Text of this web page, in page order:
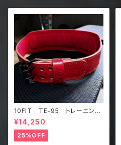
10FIT TE-95 トレーニング
ベルト リフティングベルト パ
ワーベルト レザー ワインレ
ッド lifting belt power b
elt
¥14,250
25%OFF